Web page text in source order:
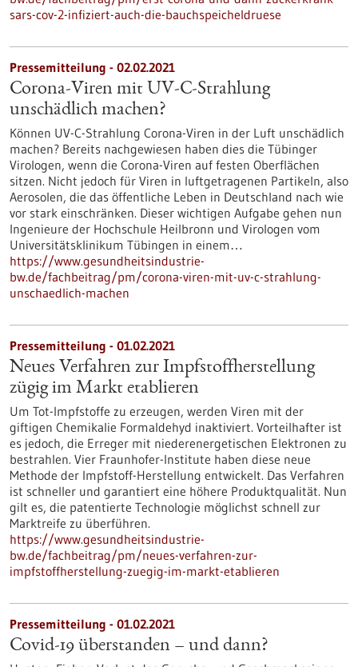
sars-cov-2-infiziert-auch-die-bauchspeicheldruese
Pressemitteilung - 02.02.2021
Corona-Viren mit UV-C-Strahlung
unschädlich machen?
Können UV-C-Strahlung Corona-Viren in der Luft unschädlich
machen? Bereits nachgewiesen haben dies die Tübinger
Virologen, wenn die Corona-Viren auf festen Oberflächen
sitzen. Nicht jedoch für Viren in luftgetragenen Partikeln, also
Aerosolen, die das öffentliche Leben in Deutschland nach wie
vor stark einschränken. Dieser wichtigen Aufgabe gehen nun
Ingenieure der Hochschule Heilbronn und Virologen vom
Universitätsklinikum Tübingen in einem…
https://www.gesundheitsindustrie-
bw.de/fachbeitrag/pm/corona-viren-mit-uv-c-strahlung-
unschaedlich-machen
Pressemitteilung - 01.02.2021
Neues Verfahren zur Impfstoffherstellung
zügig im Markt etablieren
Um Tot-Impfstoffe zu erzeugen, werden Viren mit der
giftigen Chemikalie Formaldehyd inaktiviert. Vorteilhafter ist
es jedoch, die Erreger mit niederenergetischen Elektronen zu
bestrahlen. Vier Fraunhofer-Institute haben diese neue
Methode der Impfstoff-Herstellung entwickelt. Das Verfahren
ist schneller und garantiert eine höhere Produktqualität. Nun
gilt es, die patentierte Technologie möglichst schnell zur
Marktreife zu überführen.
https://www.gesundheitsindustrie-
bw.de/fachbeitrag/pm/neues-verfahren-zur-
impfstoffherstellung-zuegig-im-markt-etablieren
Pressemitteilung - 01.02.2021
Covid-19 überstanden – und dann?